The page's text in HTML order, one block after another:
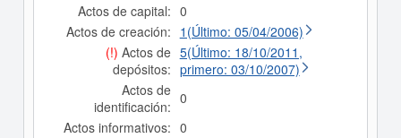
Actos de capital: 0
Actos de creación: 1(Último: 05/04/2006)
(!) Actos de
depósitos:
5(Último: 18/10/2011,
primero: 03/10/2007)
Actos de
identificación: 0
Actos informativos: 0